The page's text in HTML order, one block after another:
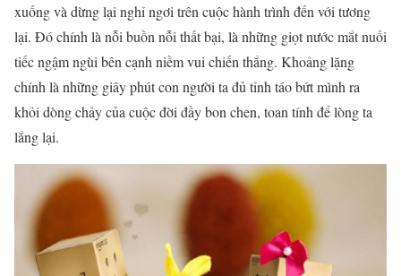
xuống và dừng lại nghỉ ngơi trên cuộc hành trình đến với tương
lại. Đó chính là nỗi buồn nỗi thất bại, là những giọt nước mắt nuối
tiếc ngậm ngùi bên cạnh niềm vui chiến thắng. Khoảng lặng
chính là những giây phút con người ta đủ tỉnh táo bứt mình ra
khỏi dòng chảy của cuộc đời đầy bon chen, toan tính để lòng ta
lắng lại.